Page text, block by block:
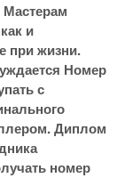
и
при жизни.
Номер
с
Диплом
номер